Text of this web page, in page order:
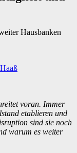
Hausbanken
voran. Immer
etablieren und
sind sie noch
warum es weiter